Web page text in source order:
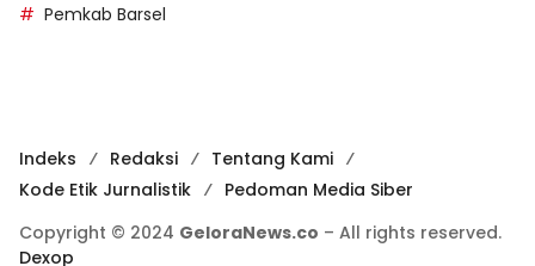
Pemkab Barsel
Indeks Redaksi
Tentang Kami
Kode Etik Jurnalistik
Pedoman Media Siber
Copyright © 2024 GeloraNews.co – All rights reserved.
Dexop